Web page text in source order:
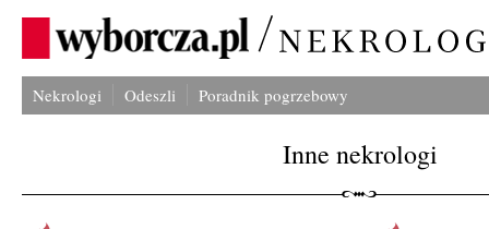
Nekrologi Odeszli Poradnik pogrzebowy
Inne nekrologi